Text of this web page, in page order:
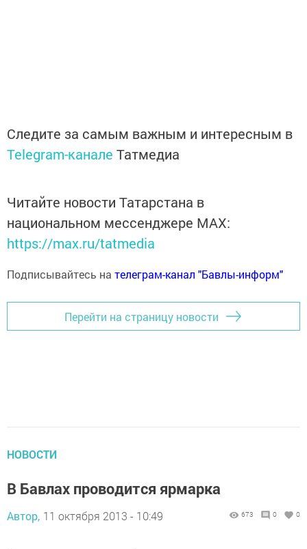
Следите за самым важным и интересным в
Telegram-канале Татмедиа
Читайте новости Татарстана в
национальном мессенджере MАХ:
https://max.ru/tatmedia
Подписывайтесь на телеграм-канал "Бавлы-информ"
Перейти на страницу новости
НОВОСТИ
В Бавлах проводится ярмарка
Автор, 11 октября 2013 - 10:49 673 0 0